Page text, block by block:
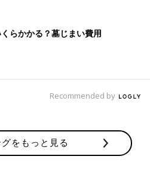
らかかる？墓じまい費用
Recommended by
をもっと見る